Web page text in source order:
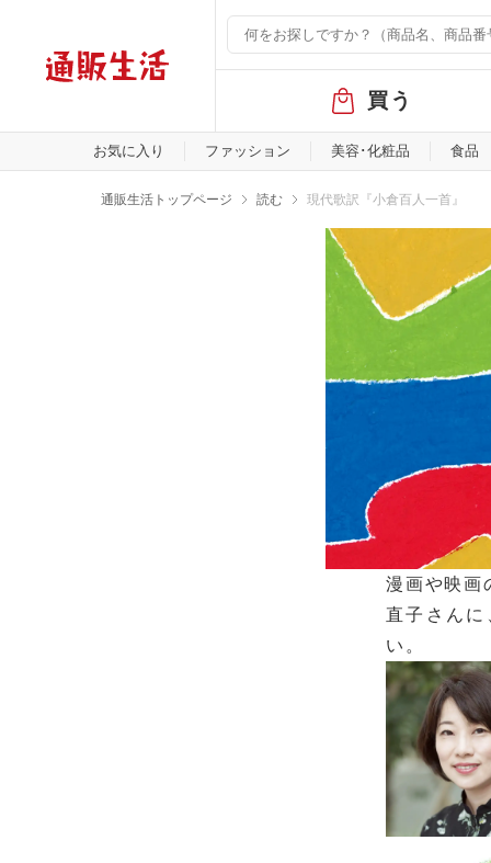
バ
ル
メ
買う
お気に入り ファッション 美容･化粧品 食品
通販生活トップページ 読む 現代歌訳『小倉百人一首』
漫画や映画
直子さん
い。